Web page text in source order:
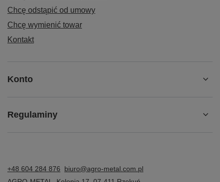
Chcę odstąpić od umowy
Chcę wymienić towar
Kontakt
Konto
Regulaminy
+48 604 284 876
biuro@agro-metal.com.pl